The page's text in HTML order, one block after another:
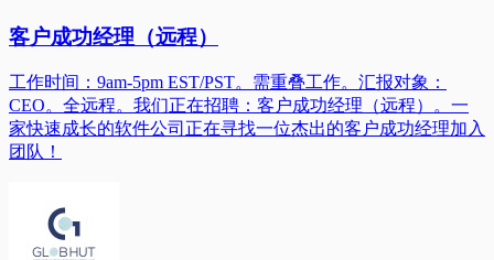
客户成功经理（远程）
工作时间：9am-5pm EST/PST。需重叠工作。汇报对象：
CEO。全远程。我们正在招聘：客户成功经理（远程）。一
家快速成长的软件公司正在寻找一位杰出的客户成功经理加入
团队！